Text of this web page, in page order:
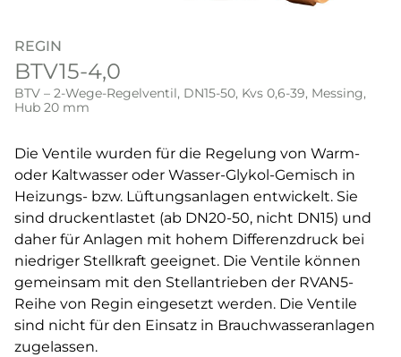
REGIN
BTV15-4,0
BTV – 2-Wege-Regelventil, DN15-50, Kvs 0,6-39, Messing,
Hub 20 mm
Die Ventile wurden für die Regelung von Warm-
oder Kaltwasser oder Wasser-Glykol-Gemisch in
Heizungs- bzw. Lüftungsanlagen entwickelt. Sie
sind druckentlastet (ab DN20-50, nicht DN15) und
daher für Anlagen mit hohem Differenzdruck bei
niedriger Stellkraft geeignet. Die Ventile können
gemeinsam mit den Stellantrieben der RVAN5-
Reihe von Regin eingesetzt werden. Die Ventile
sind nicht für den Einsatz in Brauchwasseranlagen
zugelassen.